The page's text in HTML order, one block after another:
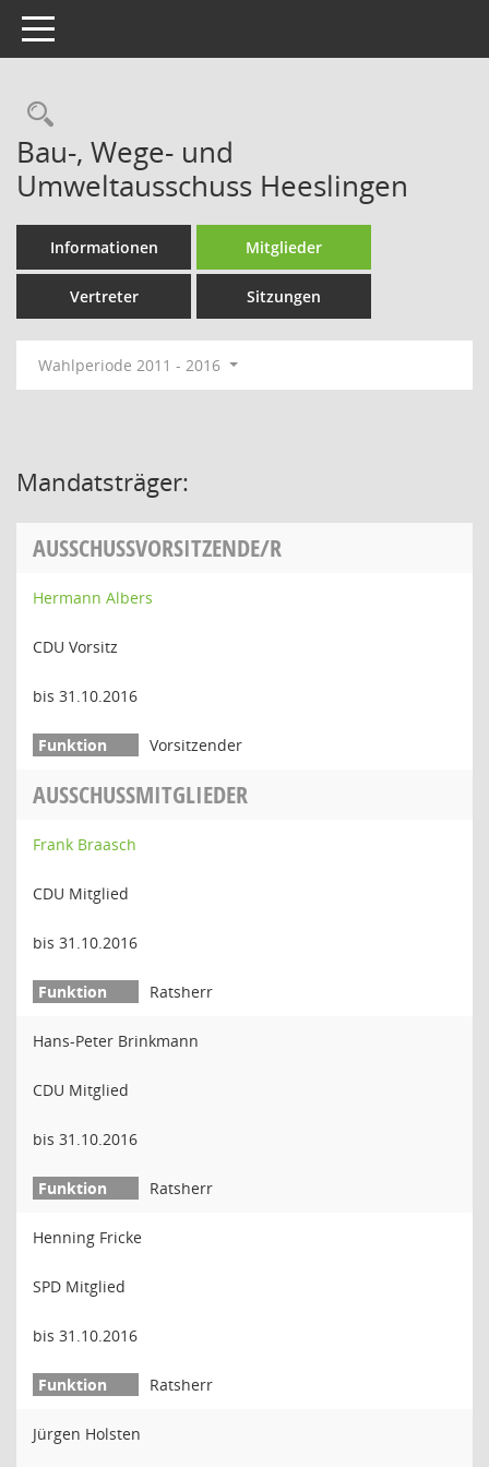
Toggle navigation
Rechercheauswahl
Bau-, Wege- und
Umweltausschuss Heeslingen
Informationen Mitglieder
Vertreter Sitzungen
Wahlperiode 2011 - 2016
Mandatsträger:
AUSSCHUSSVORSITZENDE/R
Hermann Albers
CDU Vorsitz
bis 31.10.2016
Vorsitzender
AUSSCHUSSMITGLIEDER
Frank Braasch
CDU Mitglied
bis 31.10.2016
Ratsherr
Hans-Peter Brinkmann
CDU Mitglied
bis 31.10.2016
Ratsherr
Henning Fricke
SPD Mitglied
bis 31.10.2016
Ratsherr
Jürgen Holsten